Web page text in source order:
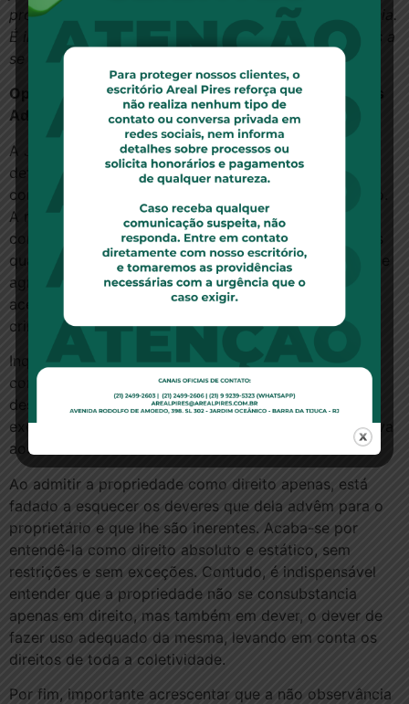
provas suficientes da incompatibilidade de convivência.
É injusto que os demais condôminos sejam obrigados a
se mudar por conta de um vizinho antissocial.
Opinião, por Melissa Aguiar, advogada da Areal Pires
Advogados
A Juíza de Direito Fernanda Galliza do Amaral
determinou o afastamento de um morador de seu
condomínio localizado em Ipanema, no Rio de Janeiro.
A magistrada levou em consideração a série de
condutas transgressoras praticadas por ele, dentre as
quais, barulhos durante a madrugada, gritos, ameaça e
agressão verbal contra os funcionários, permissão de
acesso a mendigos, crianças de rua, ambulantes e
criminosos.
Inquestionável que o morador expõe os demais
condôminos e funcionários a situações de risco e
desconforto, ultrapassando os limites toleráveis e
exercendo seu direito à propriedade de maneira nociva
aos demais moradores.
Ao admitir a propriedade como direito apenas, está
fadado a esquecer os deveres que dela advêm para o
proprietário e que lhe são inerentes. Acaba-se por
entendê-la como direito absoluto e estático, sem
restrições e sem exceções. Contudo, é indispensável
entender que a propriedade não se consubstancia
apenas em direito, mas também em dever, o dever de
fazer uso adequado da mesma, levando em conta os
direitos de toda a coletividade.
Por fim, importante acrescentar que a não observância